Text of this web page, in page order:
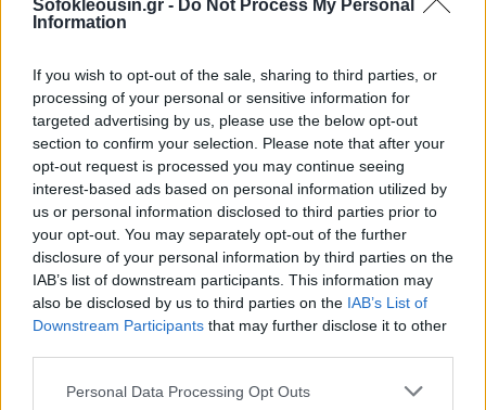
Sofokleousin.gr - Do Not Process My Personal
Information
If you wish to opt-out of the sale, sharing to third parties, or
processing of your personal or sensitive information for
targeted advertising by us, please use the below opt-out
section to confirm your selection. Please note that after your
opt-out request is processed you may continue seeing
interest-based ads based on personal information utilized by
us or personal information disclosed to third parties prior to
your opt-out. You may separately opt-out of the further
disclosure of your personal information by third parties on the
IAB’s list of downstream participants. This information may
also be disclosed by us to third parties on the IAB’s List of
Downstream Participants that may further disclose it to other
Personal Data Processing Opt Outs
ΕΥΖΗΝ
Γιατί ο βραβευμένος με Όσκαρ
δημιουργός του Dune
αντιστέκεται στην ΑΙ
15:06, 03 Ιουνίου 2026
ΕΥΖΗΝ
Διθύραμβοι για το «Ημέρα
Αποκάλυψης»: «Ο καλύτερος
Σπίλμπεργκ εδώ και 20 χρόνια»
(+trailer)
09:49, 28 Μαΐου 2026